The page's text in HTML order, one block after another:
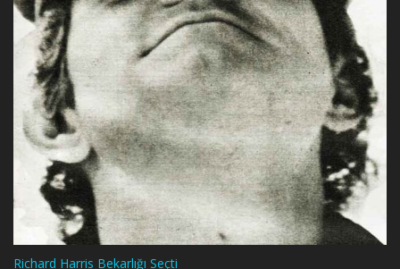
Richard Harris Bekarlığı Seçti